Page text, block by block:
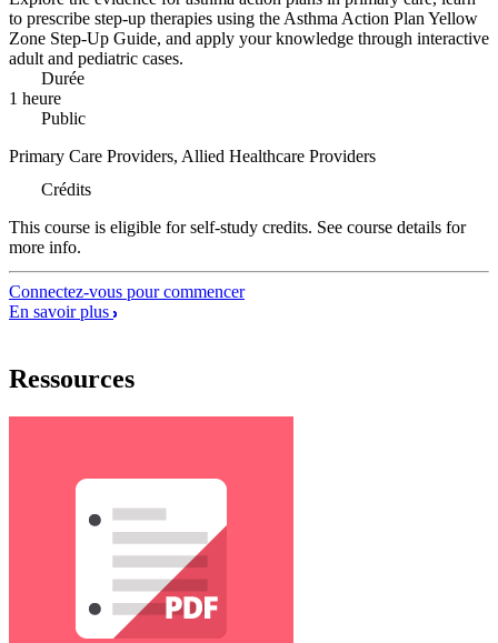
to prescribe step-up therapies using the Asthma Action Plan Yellow
Zone Step-Up Guide, and apply your knowledge through interactive
adult and pediatric cases.
Durée
1 heure
Public
Primary Care Providers, Allied Healthcare Providers
Crédits
This course is eligible for self-study credits. See course details for
more info.
Connectez-vous pour commencer
En savoir plus
Ressources